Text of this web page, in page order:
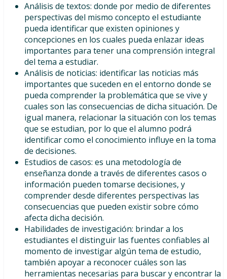
Análisis de textos: donde por medio de diferentes
perspectivas del mismo concepto el estudiante
pueda identificar que existen opiniones y
concepciones en los cuales pueda enlazar ideas
importantes para tener una comprensión integral
del tema a estudiar.
Análisis de noticias: identificar las noticias más
importantes que suceden en el entorno donde se
pueda comprender la problemática que se vive y
cuales son las consecuencias de dicha situación. De
igual manera, relacionar la situación con los temas
que se estudian, por lo que el alumno podrá
identificar como el conocimiento influye en la toma
de decisiones.
Estudios de casos: es una metodología de
enseñanza donde a través de diferentes casos o
información pueden tomarse decisiones, y
comprender desde diferentes perspectivas las
consecuencias que pueden existir sobre cómo
afecta dicha decisión.
Habilidades de investigación: brindar a los
estudiantes el distinguir las fuentes confiables al
momento de investigar algún tema de estudio,
también apoyar a reconocer cuáles son las
herramientas necesarias para buscar y encontrar la